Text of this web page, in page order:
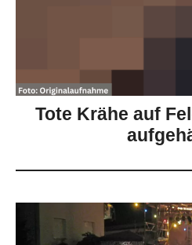
Tote Krähe auf